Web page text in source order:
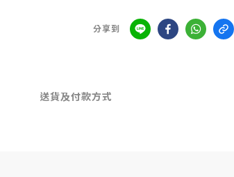
分享到
送貨及付款方式